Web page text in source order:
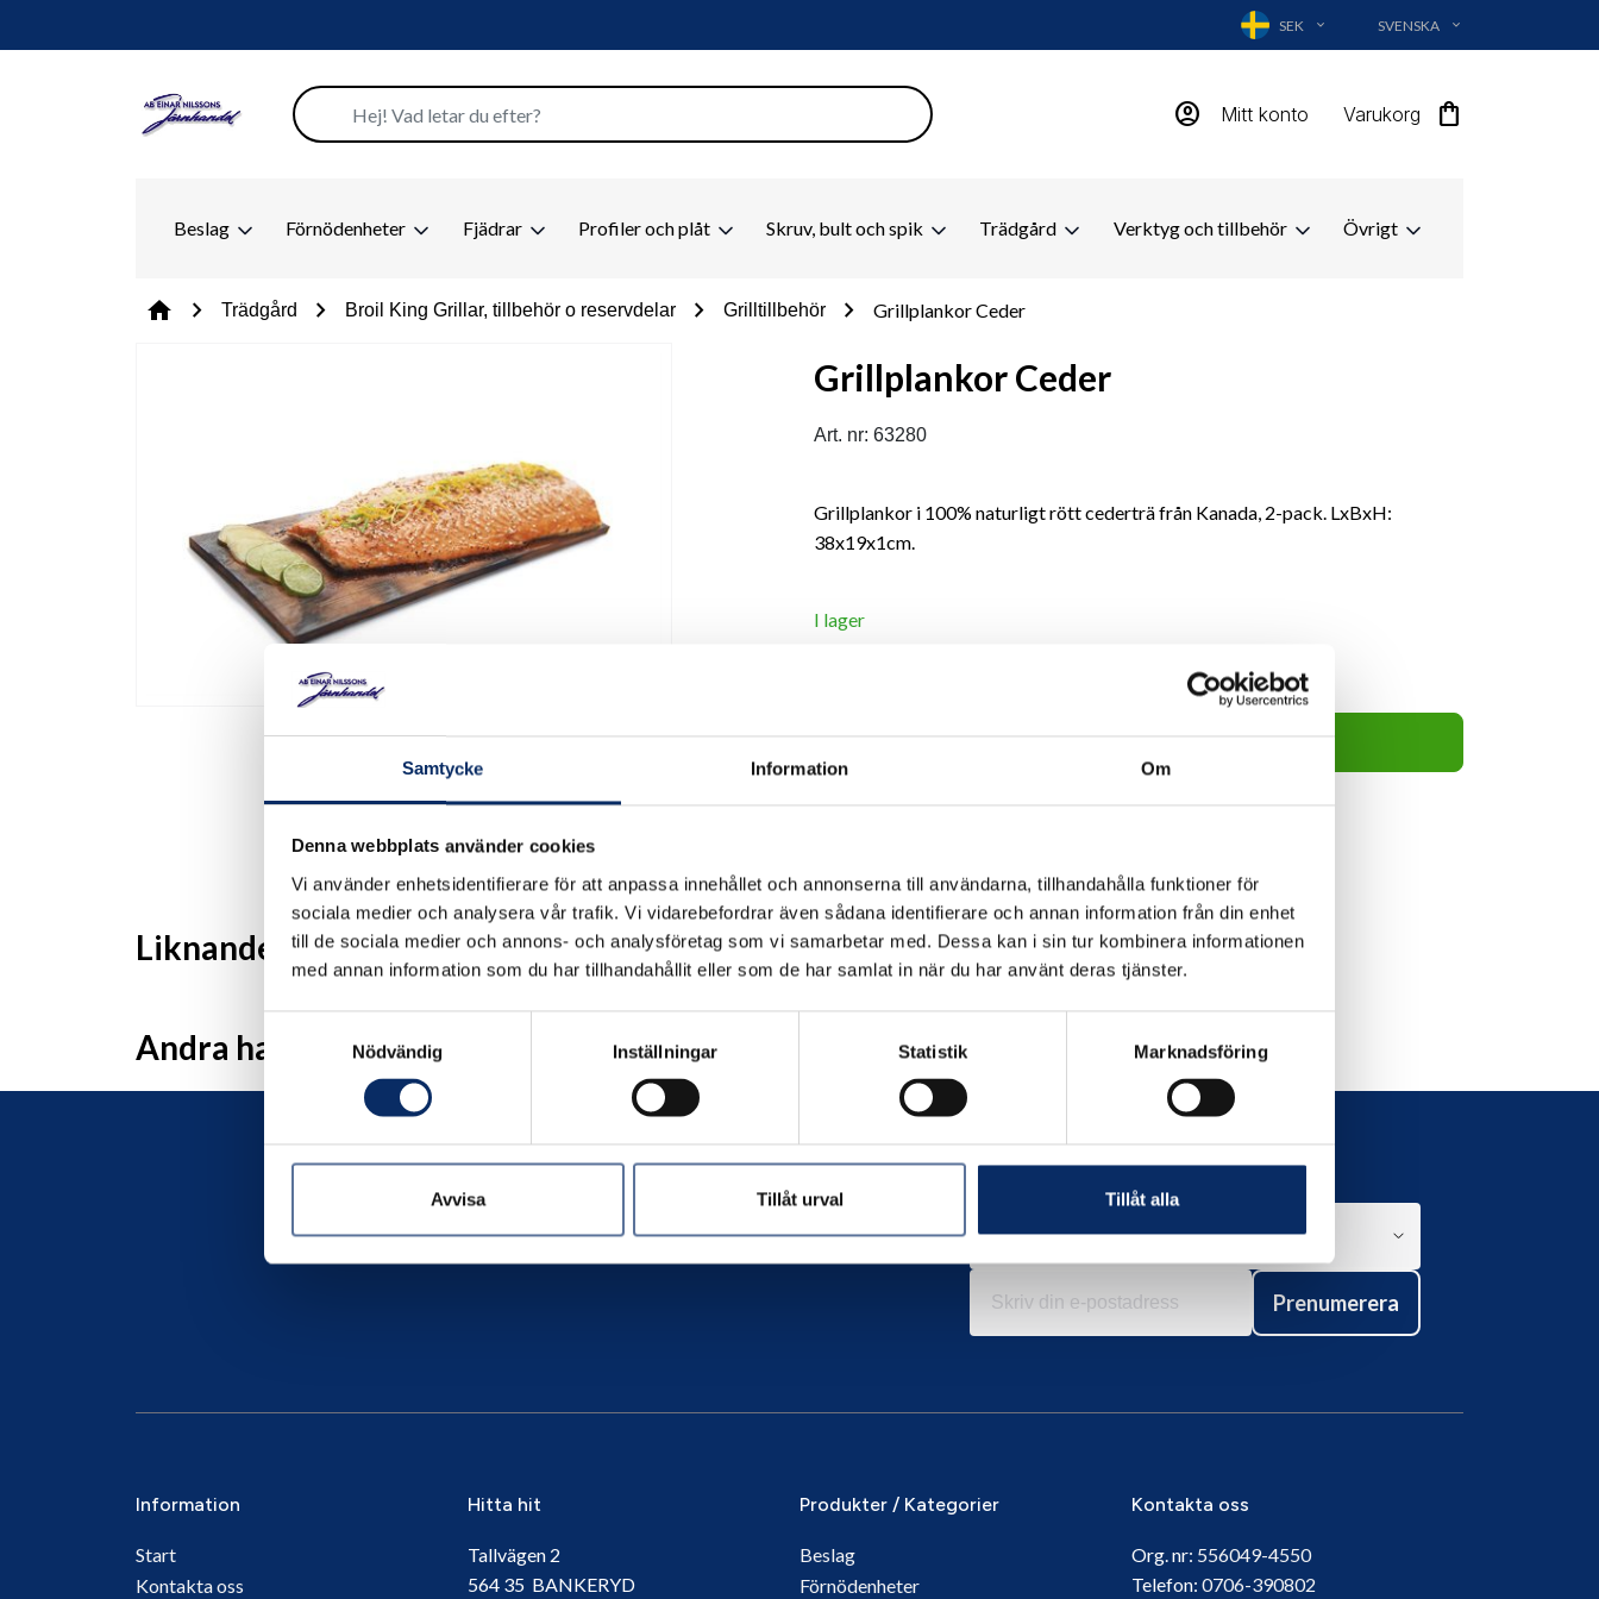
Samtycke Information Om
Denna webbplats använder cookies
Vi använder enhetsidentifierare för att anpassa innehållet och annonserna till användarna, tillhandahålla funktioner för
sociala medier och analysera vår trafik. Vi vidarebefordrar även sådana identifierare och annan information från din enhet
till de sociala medier och annons- och analysföretag som vi samarbetar med. Dessa kan i sin tur kombinera informationen
med annan information som du har tillhandahållit eller som de har samlat in när du har använt deras tjänster.
Nödvändig
Inställningar Statistik Marknadsföring
Avvisa Tillåt urval Tillåt alla
SEK EXPAND_MORE SVENSKA EXPAND_MORE
account_circle Mitt konto Varukorg shopping_bag
Beslag Förnödenheter Fjädrar Profiler och plåt Skruv, bult och spik Trädgård Verktyg och tillbehör Övrigt
home chevron_right Trädgård chevron_right Broil King Grillar, tillbehör o reservdelar chevron_right Grilltillbehör chevron_right Grillplankor Ceder
Grillplankor Ceder
Art. nr: 63280
Grillplankor i 100% naturligt rött cederträ från Kanada, 2-pack. LxBxH:
38x19x1cm.
I lager
remove add
199kr
Lägg i varukorg
Liknande produkter
Andra har även tittat på
Prenumerera
Information
Start
Kontakta oss
Hitta hit
Tallvägen 2
564 35 BANKERYD
Produkter / Kategorier
Beslag
Förnödenheter
Kontakta oss
Org. nr: 556049-4550
Telefon: 0706-390802